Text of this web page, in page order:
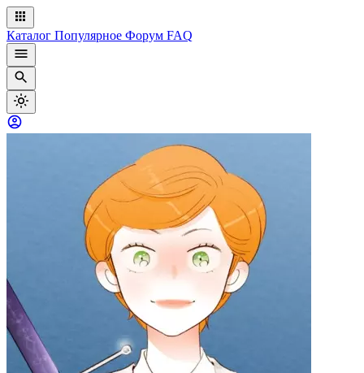
Каталог Популярное Форум FAQ